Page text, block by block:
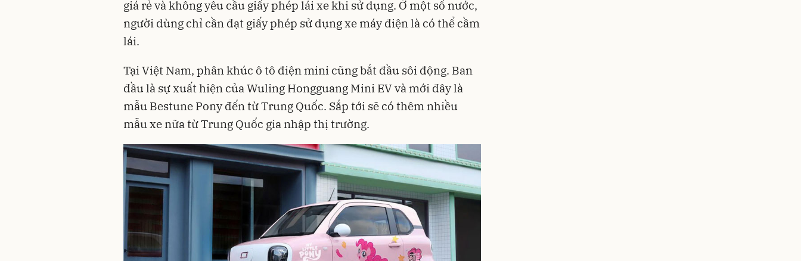
giá rẻ và không yêu cầu giấy phép lái xe khi sử dụng. Ở một số nước,
người dùng chỉ cần đạt giấy phép sử dụng xe máy điện là có thể cầm
lái.
Tại Việt Nam, phân khúc ô tô điện mini cũng bắt đầu sôi động. Ban
đầu là sự xuất hiện của Wuling Hongguang Mini EV và mới đây là
mẫu Bestune Pony đến từ Trung Quốc. Sắp tới sẽ có thêm nhiều
mẫu xe nữa từ Trung Quốc gia nhập thị trường.